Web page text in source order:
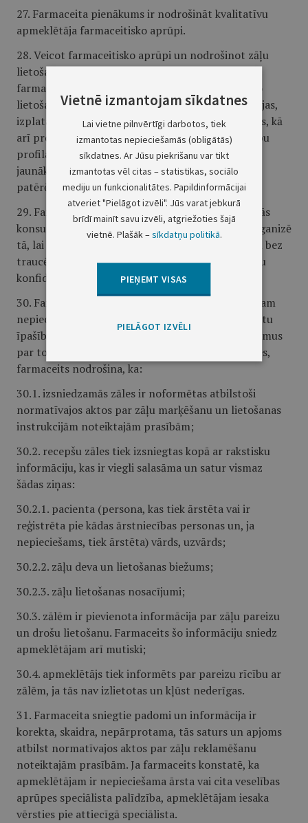
27. Farmaceita pienākums ir nodrošināt kvalitatīvu
apmeklētāja farmaceitisko aprūpi.
28. Veicot farmaceitisko aprūpi un nodrošinot zāļu
lietošanas izraisīto blakusparādību uzraudzību,
farmaceits apmeklētājus informē par zālēm un to
lietošanu, sniedz farmakoterapeitiskās konsultācijas,
izplata zāles un citus veselības aprūpes produktus, kā
arī propagandē ar veselības veicināšanu un slimību
profilaksi saistītos pasākumus, pamatojoties uz
jaunākajiem zinātnes sasniegumiem un ievērojot
patērētāju intereses.
29. Farmaceits sniedz apmeklētājam nepieciešamās
konsultācijas. Darbu aptiekā un aptiekas filiālē organizē
tā, lai sarunas ar apmeklētāju noritētu efektīvi un bez
traucējumiem, ja nepieciešams, nodrošinot sarunu
konfidencialitāti.
30. Farmaceits sniedz informāciju par apmeklētājam
nepieciešamo zāļu un veselības aprūpes priekšmetu
īpašībām, uzglabāšanas noteikumiem, kā arī padomus
par to pareizu un drošu lietošanu. Izsniedzot zāles,
farmaceits nodrošina, ka:
30.1. izsniedzamās zāles ir noformētas atbilstoši
normatīvajos aktos par zāļu marķēšanu un lietošanas
instrukcijām noteiktajām prasībām;
30.2. recepšu zāles tiek izsniegtas kopā ar rakstisku
informāciju, kas ir viegli salasāma un satur vismaz
šādas ziņas:
30.2.1. pacienta (persona, kas tiek ārstēta vai ir
reģistrēta pie kādas ārstniecības personas un, ja
nepieciešams, tiek ārstēta) vārds, uzvārds;
30.2.2. zāļu deva un lietošanas biežums;
30.2.3. zāļu lietošanas nosacījumi;
30.3. zālēm ir pievienota informācija par zāļu pareizu
un drošu lietošanu. Farmaceits šo informāciju sniedz
apmeklētājam arī mutiski;
30.4. apmeklētājs tiek informēts par pareizu rīcību ar
zālēm, ja tās nav izlietotas un kļūst nederīgas.
31. Farmaceita sniegtie padomi un informācija ir
korekta, skaidra, nepārprotama, tās saturs un apjoms
atbilst normatīvajos aktos par zāļu reklamēšanu
noteiktajām prasībām. Ja farmaceits konstatē, ka
apmeklētājam ir nepieciešama ārsta vai cita veselības
aprūpes speciālista palīdzība, apmeklētājam iesaka
vērsties pie attiecīgā speciālista.
Vietnē izmantojam sīkdatnes
Lai vietne pilnvērtīgi darbotos, tiek
izmantotas nepieciešamās (obligātās)
sīkdatnes. Ar Jūsu piekrišanu var tikt
izmantotas vēl citas – statistikas, sociālo
mediju un funkcionalitātes. Papildinformācijai
atveriet "Pielāgot izvēli". Jūs varat jebkurā
brīdī mainīt savu izvēli, atgriežoties šajā
vietnē. Plašāk –sīkdatņu politikā.
PIEŅEMT VISAS
PIELĀGOT IZVĒLI